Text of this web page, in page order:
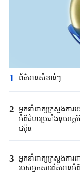
1 ព័ត៌មានសំខាន់ៗ​
2 អ្នកនាំពាក្យ​ក្រសួង​កា
អំពី​ជំហរ​ប្រ​ឆាំង​នុយក្ល
ជប៉ុន​
3 អ្នកនាំពាក្យក្រសួងកា
របស់អ្នកសារព័ត៌មានអំ